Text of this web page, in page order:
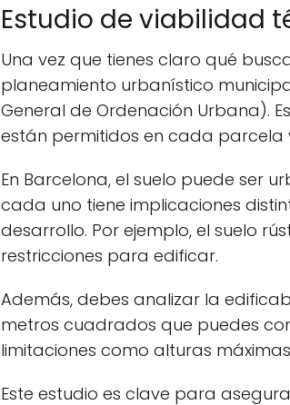
Estudio de viabilidad
Una vez que tienes claro qué
planeamiento urbanístico
General de Ordenación Urbana).
están permitidos en cada parcela
En Barcelona, el suelo puede ser
cada uno tiene implicaciones
desarrollo. Por ejemplo, el suelo
restricciones para edificar.
Además, debes analizar la
metros cuadrados que puedes
limitaciones como alturas
Este estudio es clave para